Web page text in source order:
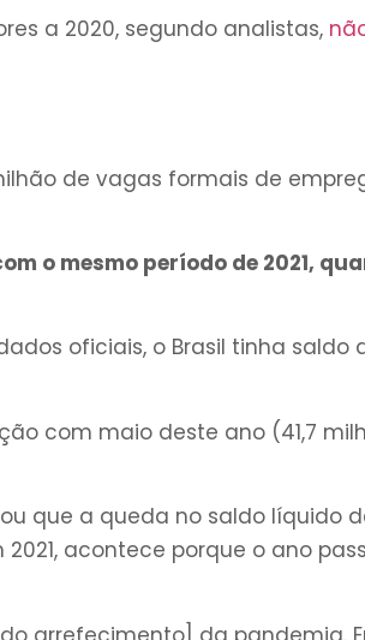
a 2020, segundo analistas,
de vagas formais de
o mesmo período de 2021,
oficiais, o Brasil tinha saldo
com maio deste ano (41,7
que a queda no saldo líquido
acontece porque o ano